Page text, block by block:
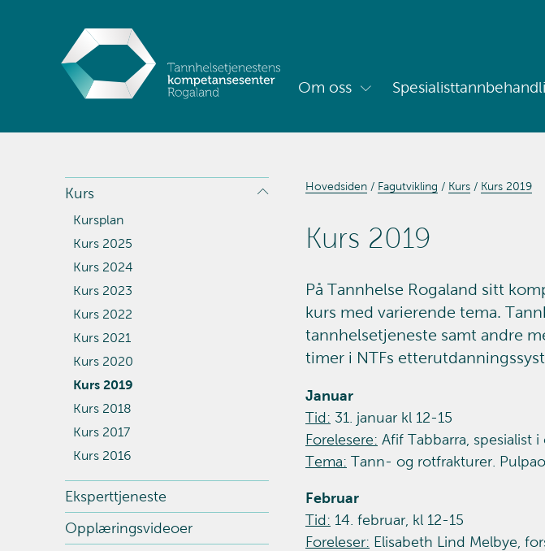
Om oss
Vis
Kurs
Kursplan
Kurs 2025
Kurs 2024
Kurs 2023
Kurs 2022
Kurs 2021
Kurs 2020
Kurs 2019
Kurs 2018
Kurs 2017
Kurs 2016
Eksperttjeneste
Opplæringsvideoer
Hovedsiden Fagutvikling Kurs Kurs 2019
Kurs 2019
På Tannhelse Rogaland sitt
kurs med varierende tema.
tannhelsetjeneste samt andre
timer i NTFs
Januar
Tid: 31. januar kl 12-15
Forelesere: Afif Tabbarra, spesialist
Tema: Tann- og rotfrakturer.
Februar
Tid: 14. februar, kl 12-15
Foreleser: Elisabeth Lind Melbye,